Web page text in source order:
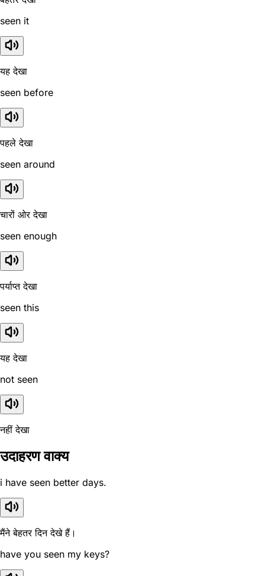
seen it
यह देखा
seen before
पहले देखा
seen around
चारों ओर देखा
seen enough
पर्याप्त देखा
seen this
यह देखा
not seen
नहीं देखा
उदाहरण वाक्य
i have seen better days.
मैंने बेहतर दिन देखे हैं।
have you seen my keys?